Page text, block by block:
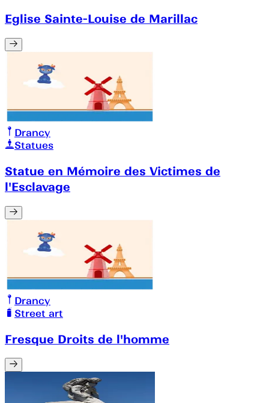
Eglise Sainte-Louise de Marillac
Drancy
Statues
Statue en Mémoire des Victimes de
l'Esclavage
Drancy
Street art
Fresque Droits de l'homme